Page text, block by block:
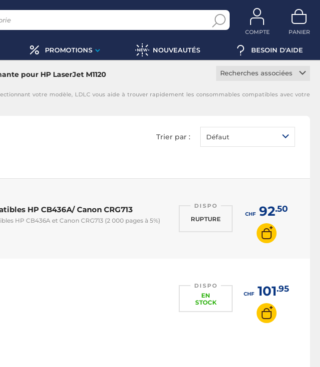
COMPTE PANIER
PROMOTIONS NOUVEAUTÉS BESOIN D'AIDE
pour HP LaserJet M1120
Recherches associées
Toner jaune
votre modèle, LDLC vous aide à trouver rapidement les consommables compatibles avec votre
Trier par : Défaut
HP CB436A/ Canon CRG713
HP CB436A et Canon CRG713 (2 000 pages à 5%)
DISPO
RUPTURE
CHF92.50
DISPO
EN
STOCK
CHF101.95